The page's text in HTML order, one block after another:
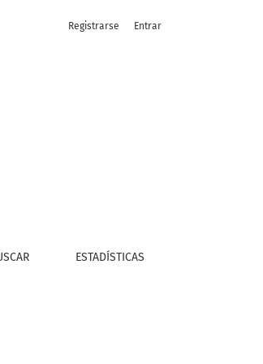
ESTADÍSTICAS
Registrarse Entrar